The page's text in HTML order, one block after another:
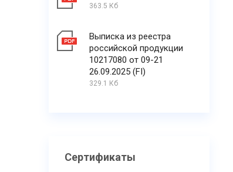
363.5 Кб
Выписка из реестра
российской продукции
10217080 от 09-21
26.09.2025 (FI)
329.1 Кб
Сертификаты